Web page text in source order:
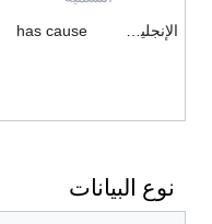
الإنجليزية has cause
نوع البيانات